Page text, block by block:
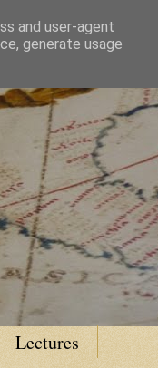
Lectures
and user-agent
generate usage